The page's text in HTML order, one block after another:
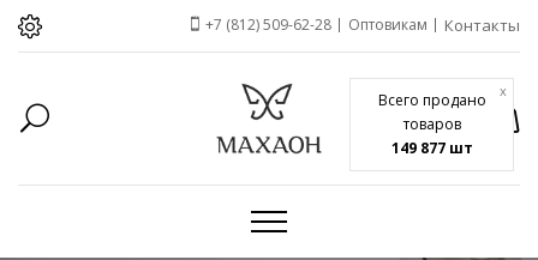
Всего продано
товаров
149 877 шт
x
+7 (812) 509-62-28 Оптовикам Контакты